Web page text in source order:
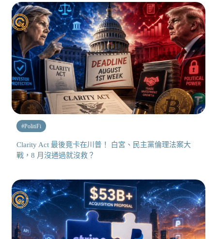
#PolitiFi
Clarity Act 最後竟卡在川普！ 白宮、民主黨倫理法案大
戰，8 月沒通過就沒救？